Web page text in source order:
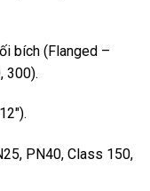
bích (Flanged –
300).
PN40, Class 150,